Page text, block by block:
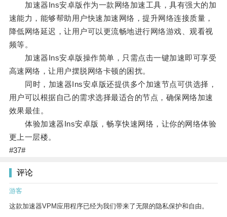
加速器Ins安卓版作为一款网络加速工具，具有强大的加
速能力，能够帮助用户快速加速网络，提升网络连接质量，
降低网络延迟，让用户可以更流畅地进行网络游戏、观看视
频等。
加速器Ins安卓版操作简单，只需点击一键加速即可享受
高速网络，让用户摆脱网络卡顿的困扰。
同时，加速器Ins安卓版还提供多个加速节点可供选择，
用户可以根据自己的需求选择最适合的节点，确保网络加速
效果最佳。
体验加速器Ins安卓版，畅享快速网络，让你的网络体验
更上一层楼。
#37#
评论
游客
这款加速器VPM应用程序已经为我们带来了无限的隐私保护和自由。